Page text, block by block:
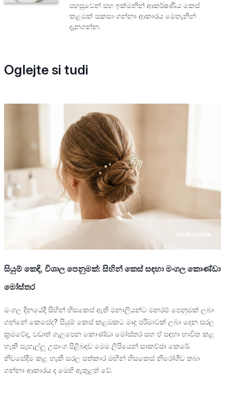
පහසුවෙන් සහ ඉක්මනින් ආකර්ෂණීය කෙස්
කළඹක් සකසා ගන්නා ආකාරය මෙතැනින්
දැනගන්න.
Oglejte si tudi
Oblikovanje
සියුම් කෙඳි, විශාල පෙනුමක්: සිහින් කෙස් සඳහා මංගල කොණ්ඩා
මෝස්තර
මංගල දිනයේදී සිහින් හිසකෙස් ඇති මනාලියන්ට මනරම් පෙනුමක් ලබා
ගන්නේ කෙසේද? සියුම් කෙස් කළඹකට මෘදු පරිමාවක් ලබා දෙන සරල
ක්‍රමවේද, වඩාත් ගැලපෙන කොණ්ඩා මෝස්තර සහ ඒ සඳහා භාවිත කළ
හැකි සැහැල්ලු උපාංග පිළිබඳව මෙම ලිපියෙන් සාකච්ඡා කෙරේ.
නිවසේදීම කළ හැකි සරල සත්කාර මඟින් හිසකෙස් නිරෝගීව තබා
ගන්නා ආකාරය ද මෙහි ඇතුළත් වේ.